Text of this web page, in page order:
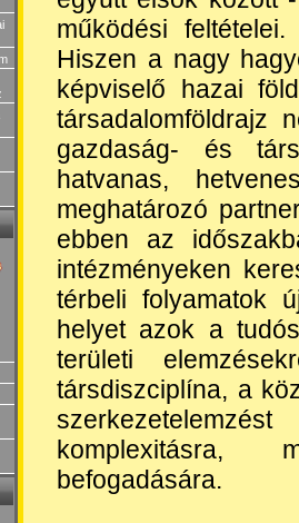
működési
Hiszen a nagy
képviselő hazai
társadalomföldrajz
gazdaság- és
hatvanas,
meghatározó
ebben az
intézményeken
térbeli folyamatok
helyet azok a
területi
társdiszciplína, a
komplexitásra,
befogadására.